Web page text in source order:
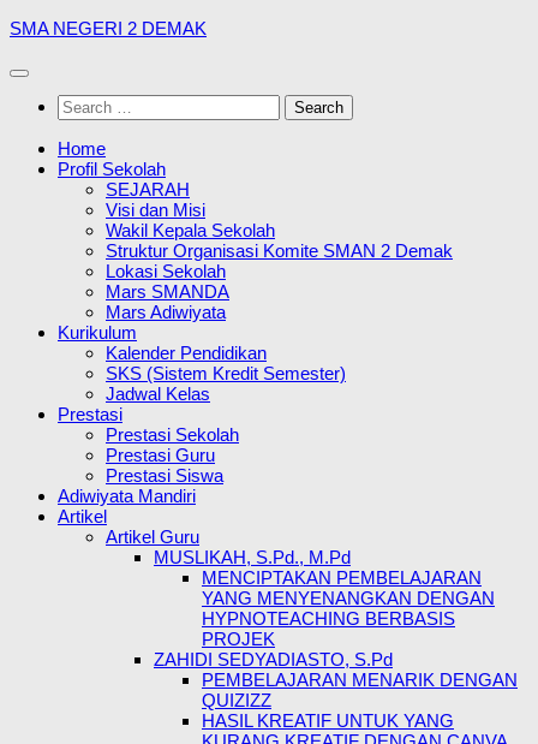
Skip
content
SMA NEGERI 2 DEMAK
Search
for:
Home
Profil Sekolah
SEJARAH
Visi dan Misi
Wakil Kepala Sekolah
Struktur Organisasi Komite SMAN 2 Demak
Lokasi Sekolah
Mars SMANDA
Mars Adiwiyata
Kurikulum
Kalender Pendidikan
SKS (Sistem Kredit Semester)
Jadwal Kelas
Prestasi
Prestasi Sekolah
Prestasi Guru
Prestasi Siswa
Adiwiyata Mandiri
Artikel
Artikel Guru
MUSLIKAH, S.Pd., M.Pd
MENCIPTAKAN PEMBELAJARAN
YANG MENYENANGKAN DENGAN
HYPNOTEACHING BERBASIS
PROJEK
ZAHIDI SEDYADIASTO, S.Pd
PEMBELAJARAN MENARIK DENGAN
QUIZIZZ
HASIL KREATIF UNTUK YANG